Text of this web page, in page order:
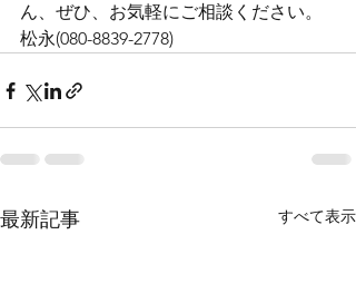
ん、ぜひ、お気軽にご相談ください。
松永(080-8839-2778)
最新記事 すべて表示